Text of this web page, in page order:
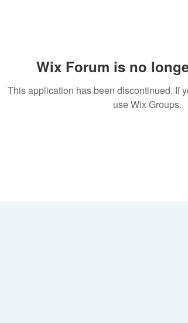
Wix Forum is no
This application has been discontinued. If
use Wix Groups.